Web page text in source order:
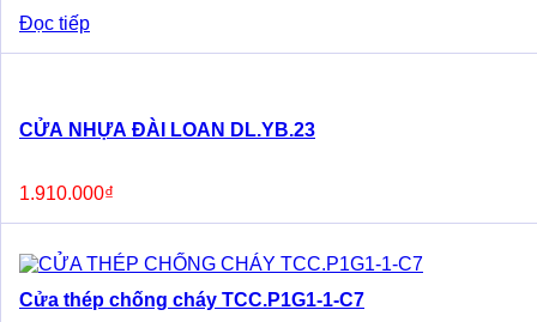
Đọc tiếp
CỬA NHỰA ĐÀI LOAN DL.YB.23
1.910.000₫
Cửa thép chống cháy TCC.P1G1-1-C7